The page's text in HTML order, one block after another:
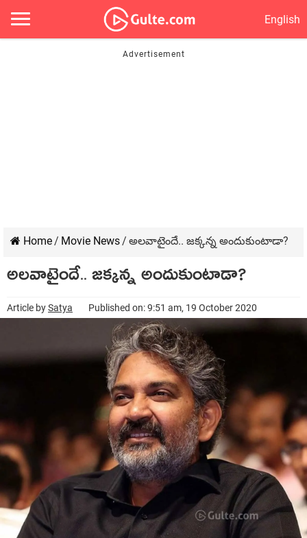
English
Home/ Movie News/ అల‌వాటైందే.. జ‌క్క‌న్న అందుకుంటాడా?
అల‌వాటైందే.. జ‌క్క‌న్న అందుకుంటాడా?
Article bySatya Published on: 9:51 am, 19 October 2020